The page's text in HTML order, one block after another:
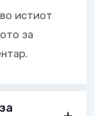
истиот
за